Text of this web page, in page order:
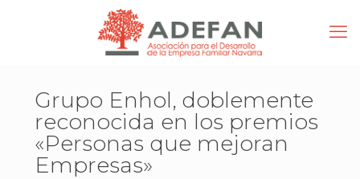
Grupo Enhol, doblemente
reconocida en los premios
«Personas que mejoran
Empresas»